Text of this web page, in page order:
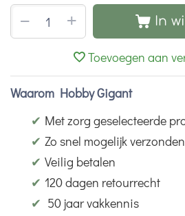
+
− In
Toevoegen aan
Waarom Hobby Gigant
✔ Met zorg geselecteerde
✔ Zo snel mogelijk verzonden
✔ Veilig betalen
✔ 120 dagen retourrecht
✔ 50 jaar vakkennis